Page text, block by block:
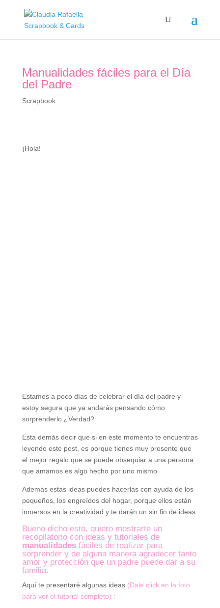
Manualidades fáciles para el Día
del Padre
Scrapbook
¡Hola!
Estamos a poco días de celebrar el día del padre y
estoy segura que ya andarás pensando cómo
sorprenderlo ¿Verdad?
Esta demás decir que si en este momento te encuentras
leyendo este post, es porque tienes muy presente que
el mejor regalo que se puede obsequiar a una persona
que amamos es algo hecho por uno mismo.
Además estas ideas puedes hacerlas con ayuda de los
pequeños, los engreídos del hogar, porque ellos están
inmersos en la creatividad y te darán un sin fin de ideas.
Bueno dicho esto, quiero mostrarte un
recopilatorio con ideas y tutoriales de
manualidadesfáciles de realizar para
sorprender y de alguna manera agradecer tanto
amor y protección que un padre puede dar a su
familia.
Aquí te presentaré algunas ideas (Dale click en la foto
para ver el tutorial completo) :